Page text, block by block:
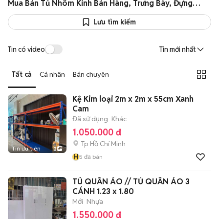
Mua Bán Tủ Nhôm Kính Bán Hàng, Trưng Bày, Đựng Quần Áo Cũ-Mới, Giá Rẻ
Lưu tìm kiếm
Tin có video Tin mới nhất
Tất cả Cá nhân Bán chuyên
Tin ưu tiên 2
Kệ Kim loại 2m x 2m x 55cm Xanh
Cam
Đã sử dụng Khác
1.050.000 đ
Tp Hồ Chí Minh
H5 đã bán
TỦ QUẦN ÁO // TỦ QUẦN ÁO 3
CÁNH 1.23 x 1.80
Mới Nhựa
1.550.000 đ